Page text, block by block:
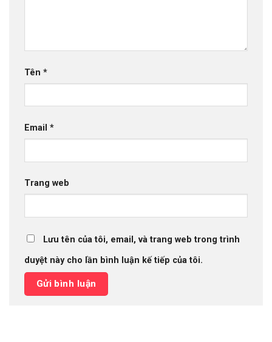
Tên *
Email *
Trang web
Lưu tên của tôi, email, và trang web trong trình
duyệt này cho lần bình luận kế tiếp của tôi.